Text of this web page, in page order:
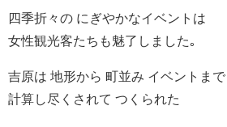
四季折々の にぎやかなイベントは
女性観光客たちも魅了しました｡
吉原は 地形から 町並み イベントまで
計算し尽くされて つくられた